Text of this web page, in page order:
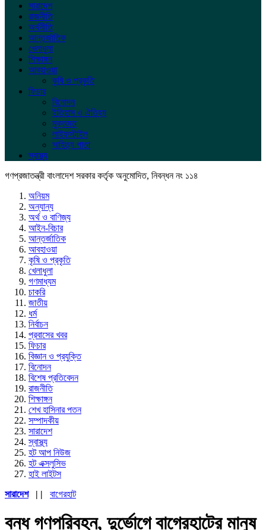
সারাদেশ
রাজনীতি
অর্থনীতি
আন্তর্জাতিক
খেলাধুলা
শিক্ষাঙ্গন
আবহাওয়া
কৃষি ও প্রকৃতি
ফিচার
বিনোদন
ইতিহাস ও ঐতিহ্য
মুক্তমত
লাইফস্টাইল
সাহিত্য পাতা
স্বাস্থ্য
গণপ্রজাতন্ত্রী বাংলাদেশ সরকার কর্তৃক অনুমোদিত, নিবন্ধন নং ১১৪
অনিয়ম
অন্যান্য
অর্থ ও বাণিজ্য
আইন-বিচার
আন্তর্জাতিক
আবহাওয়া
কৃষি ও প্রকৃতি
খেলাধুলা
গণমাধ্যম
চাকরি
জাতীয়
ধর্ম
নির্বাচন
প্রবাসের খবর
ফিচার
বিজ্ঞান ও প্রযুক্তি
বিনোদন
বিশেষ প্রতিবেদন
রাজনীতি
শিক্ষাঙ্গন
শেখ হাসিনার পতন
সম্পাদকীয়
সারাদেশ
স্বাস্থ্য
হট আপ নিউজ
হট এক্সলুসিভ
হাই লাইটস
সারাদেশ
| | বাগেরহাট
বন্ধ গণপরিবহন, দুর্ভোগে বাগেরহাটের মানুষ